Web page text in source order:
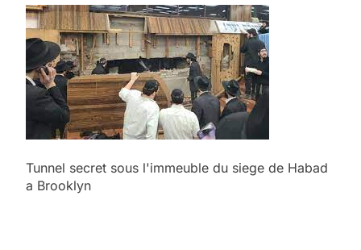
Tunnel secret sous l'immeuble du siege de Habad
a Brooklyn